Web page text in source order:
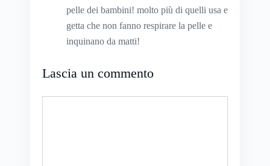
pelle dei bambini! molto più di quelli usa e
getta che non fanno respirare la pelle e
inquinano da matti!
Lascia un commento